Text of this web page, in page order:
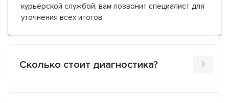
курьерской службой, вам позвонит специалист для
уточнения всех итогов.
Сколько стоит диагностика?